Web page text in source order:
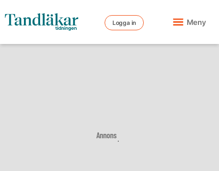
Logga in Meny
Annons